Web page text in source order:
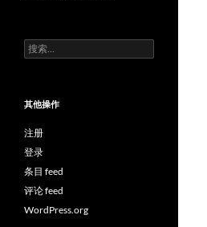
搜
索：
其他操作
注册
登录
条目 feed
评论 feed
WordPress.org